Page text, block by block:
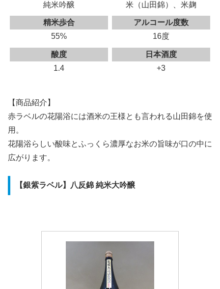
純米吟醸 米（山田錦）、米麹
精米歩合
55%
アルコール度数
16度
酸度
1.4
日本酒度
+3
【商品紹介】
赤ラベルの花陽浴には酒米の王様とも言われる山田錦を使
用。
花陽浴らしい酸味とふっくら濃厚なお米の旨味が口の中に
広がります。
【銀紫ラベル】八反錦 純米大吟醸